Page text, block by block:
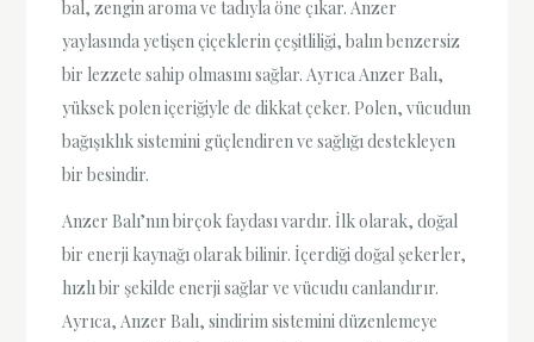
bal, zengin aroma ve tadıyla öne çıkar. Anzer
yaylasında yetişen çiçeklerin çeşitliliği, balın benzersiz
bir lezzete sahip olmasını sağlar. Ayrıca Anzer Balı,
yüksek polen içeriğiyle de dikkat çeker. Polen, vücudun
bağışıklık sistemini güçlendiren ve sağlığı destekleyen
bir besindir.
Anzer Balı’nın birçok faydası vardır. İlk olarak, doğal
bir enerji kaynağı olarak bilinir. İçerdiği doğal şekerler,
hızlı bir şekilde enerji sağlar ve vücudu canlandırır.
Ayrıca, Anzer Balı, sindirim sistemini düzenlemeye